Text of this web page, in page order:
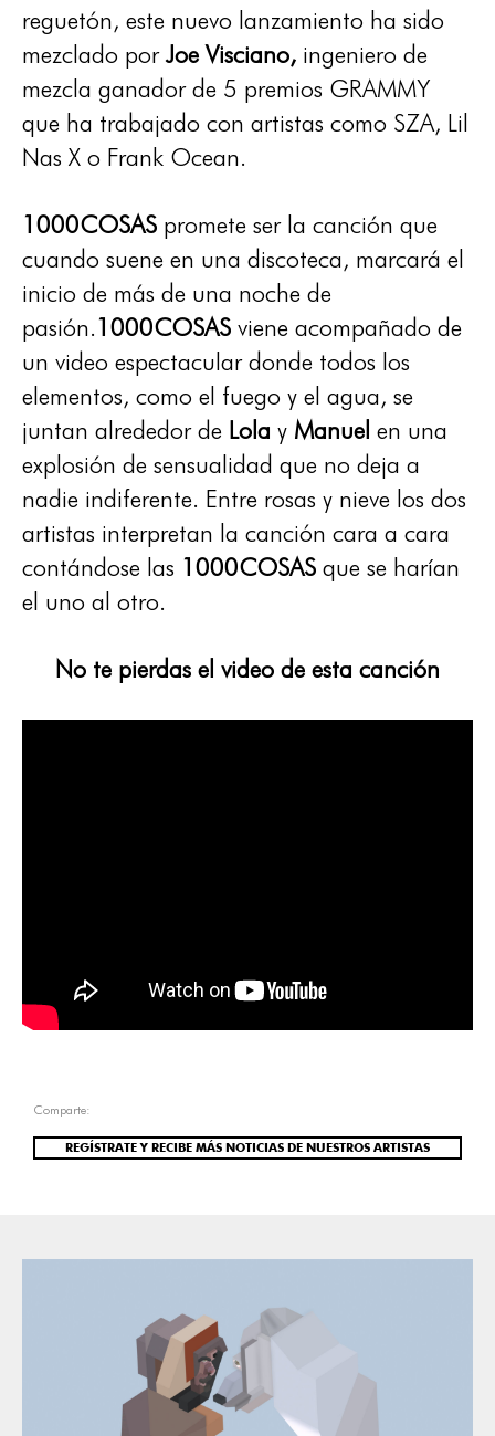
reguetón, este nuevo lanzamiento ha sido
mezclado porJoe Visciano, ingeniero de
mezcla ganador de 5 premios GRAMMY
que ha trabajado con artistas como SZA, Lil
Nas X o Frank Ocean.
1000COSAS promete ser la canción que
cuando suene en una discoteca, marcará el
inicio de más de una noche de
pasión.1000COSAS viene acompañado de
un video espectacular donde todos los
elementos, como el fuego y el agua, se
juntan alrededor de Lola y Manuel en una
explosión de sensualidad que no deja a
nadie indiferente. Entre rosas y nieve los dos
artistas interpretan la canción cara a cara
contándose las 1000COSAS que se harían
el uno al otro.
No te pierdas el video de esta canción
Comparte:
REGÍSTRATE Y RECIBE MÁS NOTICIAS DE NUESTROS ARTISTAS